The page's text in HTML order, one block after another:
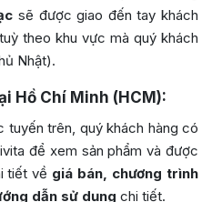
sẽ được giao đến tay khách
theo khu vực mà quý khách
Nhật).
Hồ Chí Minh (HCM):
trên, quý khách hàng có
để xem sản phẩm và được
tiết về giá bán, chương trình
dẫn sử dụng chi tiết.